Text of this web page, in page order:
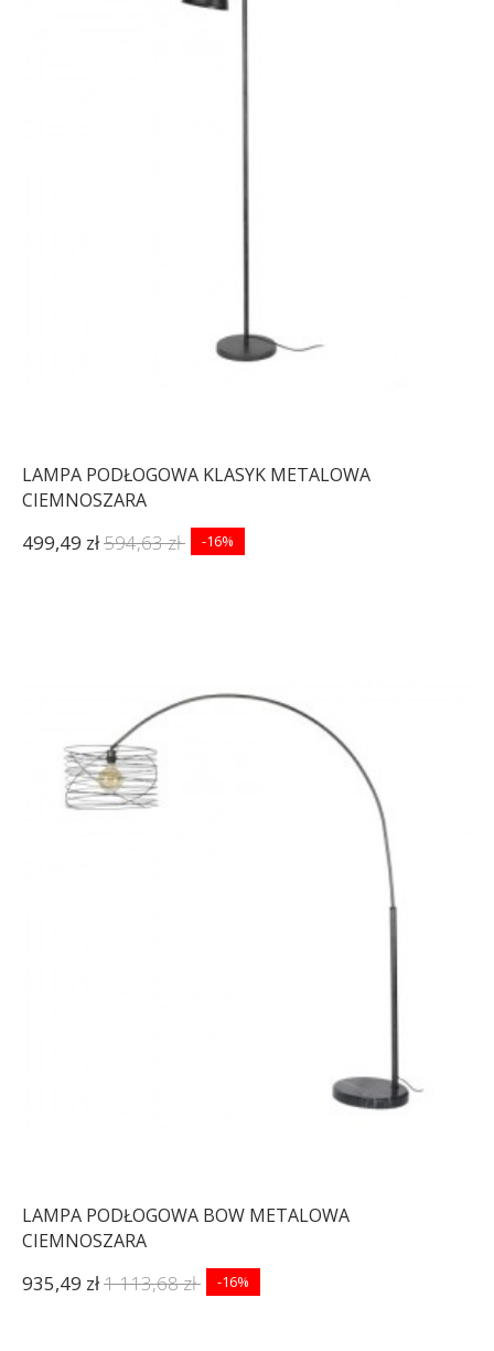
LAMPA PODŁOGOWA KLASYK METALOWA
CIEMNOSZARA
499,49 zł594,63 zł -16%
LAMPA PODŁOGOWA BOW METALOWA
CIEMNOSZARA
935,49 zł1 113,68 zł -16%